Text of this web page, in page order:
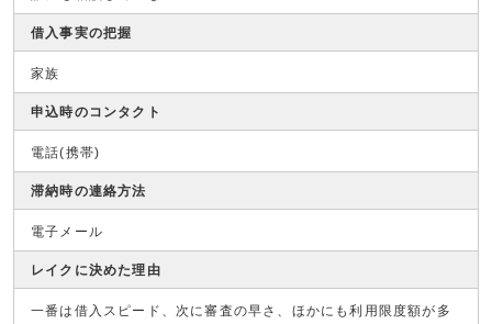
借入事実の把握
家族
申込時のコンタクト
電話(携帯)
滞納時の連絡方法
電子メール
レイクに決めた理由
一番は借入スピード、次に審査の早さ、ほかにも利用限度額が多